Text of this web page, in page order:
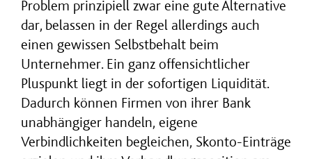
Problem prinzipiell zwar eine gute Alternative
dar, belassen in der Regel allerdings auch
einen gewissen Selbstbehalt beim
Unternehmer. Ein ganz offensichtlicher
Pluspunkt liegt in der sofortigen Liquidität.
Dadurch können Firmen von ihrer Bank
unabhängiger handeln, eigene
Verbindlichkeiten begleichen, Skonto-Einträge